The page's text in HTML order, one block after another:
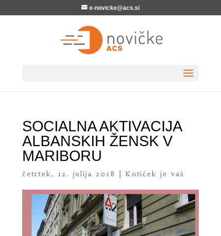
e-novicke@acs.si
SOCIALNA AKTIVACIJA
ALBANSKIH ŽENSK V
MARIBORU
četrtek, 12. julija 2018 Kotiček je vaš